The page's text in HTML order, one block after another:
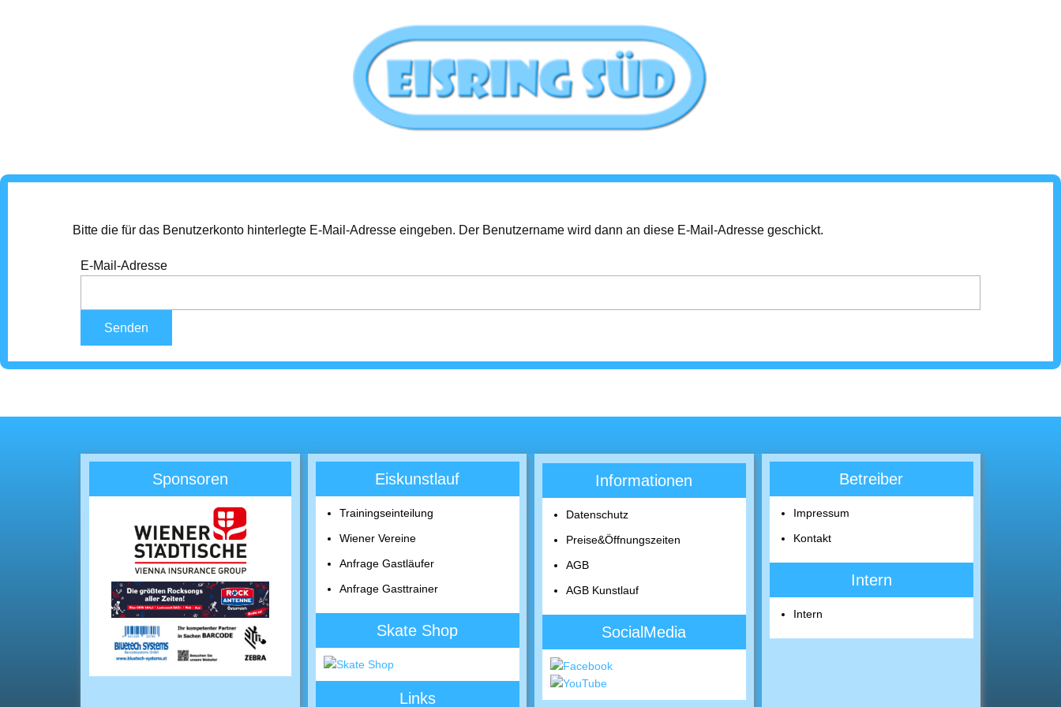
Bitte die für das Benutzerkonto hinterlegte E-Mail-Adresse eingeben. Der Benutzername wird dann an diese E-Mail-Adresse geschickt.
E-Mail-Adresse
Senden
Sponsoren Eiskunstlauf
Trainingseinteilung
Wiener Vereine
Anfrage Gastläufer
Anfrage Gasttrainer
Skate Shop
Links
Informationen
Datenschutz
Preise&Öffnungszeiten
AGB
AGB Kunstlauf
SocialMedia
Betreiber
Impressum
Kontakt
Intern
Intern